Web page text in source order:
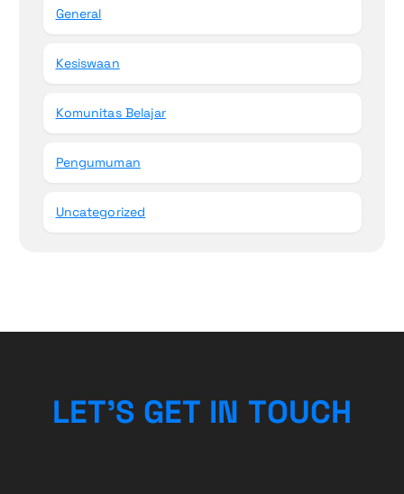
General
Kesiswaan
Komunitas Belajar
Pengumuman
Uncategorized
LET’S GET IN TOUCH